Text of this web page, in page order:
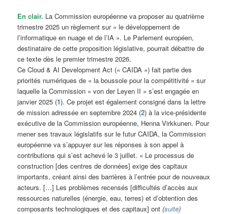
En clair. La Commission européenne va proposer au quatrième
trimestre 2025 un règlement sur « le développement de
l’informatique en nuage et de l’IA ». Le Parlement européen,
destinataire de cette proposition législative, pourrait débattre de
ce texte dès le premier trimestre 2026.
Ce Cloud & AI Development Act (« CAIDA ») fait partie des
priorités numériques de « la boussole pour la compétitivité » sur
laquelle la Commission « von der Leyen II » s’est engagée en
janvier 2025 (1). Ce projet est également consigné dans la lettre
de mission adressée en septembre 2024 (2) à la vice-présidente
exécutive de la Commission européenne, Henna Virkkunen. Pour
mener ses travaux législatifs sur le futur CAIDA, la Commission
européenne va s’appuyer sur les réponses à son appel à
contributions qui s’est achevé le 3 juillet. « Le processus de
construction [des centres de données] exige des capitaux
importants, créant ainsi des barrières à l’entrée pour de nouveaux
acteurs. […] Les problèmes recensés [difficultés d’accès aux
ressources naturelles (énergie, eau, terres) et d’obtention des
composants technologiques et des capitaux] ont(suite)